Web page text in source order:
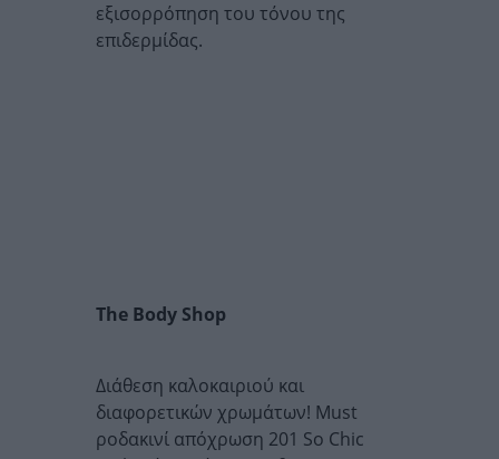
εξισορρόπηση του τόνου της
επιδερμίδας.
The Body Shop
Διάθεση καλοκαιριού και
διαφορετικών χρωμάτων! Must
ροδακινί απόχρωση 201 So Chic